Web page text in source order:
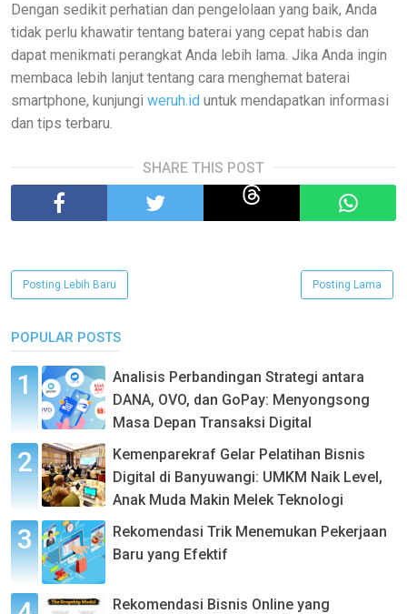
Dengan sedikit perhatian dan pengelolaan yang baik, Anda
tidak perlu khawatir tentang baterai yang cepat habis dan
dapat menikmati perangkat Anda lebih lama. Jika Anda ingin
membaca lebih lanjut tentang cara menghemat baterai
smartphone, kunjungi weruh.id untuk mendapatkan informasi
dan tips terbaru.
SHARE THIS POST
Posting Lebih Baru Posting Lama
POPULAR POSTS
Analisis Perbandingan Strategi antara
DANA, OVO, dan GoPay: Menyongsong
Masa Depan Transaksi Digital
Kemenparekraf Gelar Pelatihan Bisnis
Digital di Banyuwangi: UMKM Naik Level,
Anak Muda Makin Melek Teknologi
Rekomendasi Trik Menemukan Pekerjaan
Baru yang Efektif
Rekomendasi Bisnis Online yang